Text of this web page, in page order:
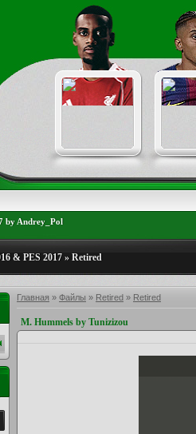
by Andrey_Pol
& PES 2017 » Retired
Главная » Файлы » Retired » Retired
M. Hummels by Tunizizou